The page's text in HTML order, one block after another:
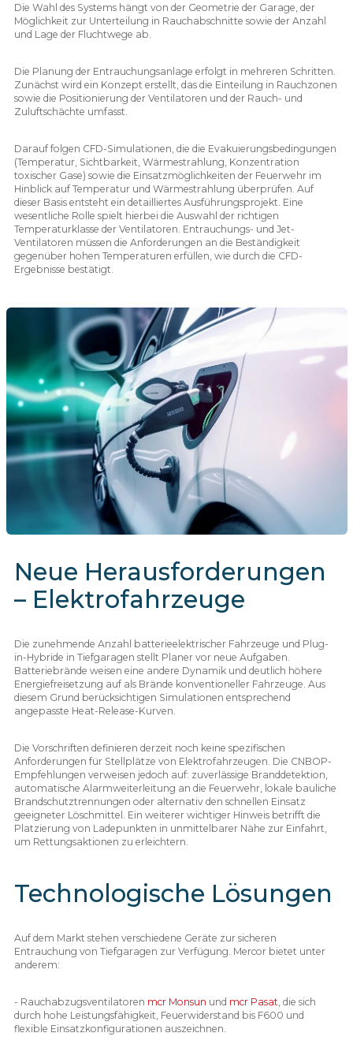
Die Wahl des Systems hängt von der Geometrie der Garage, der
Möglichkeit zur Unterteilung in Rauchabschnitte sowie der Anzahl
und Lage der Fluchtwege ab.
Die Planung der Entrauchungsanlage erfolgt in mehreren Schritten.
Zunächst wird ein Konzept erstellt, das die Einteilung in Rauchzonen
sowie die Positionierung der Ventilatoren und der Rauch- und
Zuluftschächte umfasst.
Darauf folgen CFD-Simulationen, die die Evakuierungsbedingungen
(Temperatur, Sichtbarkeit, Wärmestrahlung, Konzentration
toxischer Gase) sowie die Einsatzmöglichkeiten der Feuerwehr im
Hinblick auf Temperatur und Wärmestrahlung überprüfen. Auf
dieser Basis entsteht ein detailliertes Ausführungsprojekt. Eine
wesentliche Rolle spielt hierbei die Auswahl der richtigen
Temperaturklasse der Ventilatoren. Entrauchungs- und Jet-
Ventilatoren müssen die Anforderungen an die Beständigkeit
gegenüber hohen Temperaturen erfüllen, wie durch die CFD-
Ergebnisse bestätigt.
Neue Herausforderungen
– Elektrofahrzeuge
Die zunehmende Anzahl batterieelektrischer Fahrzeuge und Plug-
in-Hybride in Tiefgaragen stellt Planer vor neue Aufgaben.
Batteriebrände weisen eine andere Dynamik und deutlich höhere
Energiefreisetzung auf als Brände konventioneller Fahrzeuge. Aus
diesem Grund berücksichtigen Simulationen entsprechend
angepasste Heat-Release-Kurven.
Die Vorschriften definieren derzeit noch keine spezifischen
Anforderungen für Stellplätze von Elektrofahrzeugen. Die CNBOP-
Empfehlungen verweisen jedoch auf: zuverlässige Branddetektion,
automatische Alarmweiterleitung an die Feuerwehr, lokale bauliche
Brandschutztrennungen oder alternativ den schnellen Einsatz
geeigneter Löschmittel. Ein weiterer wichtiger Hinweis betrifft die
Platzierung von Ladepunkten in unmittelbarer Nähe zur Einfahrt,
um Rettungsaktionen zu erleichtern.
Technologische Lösungen
Auf dem Markt stehen verschiedene Geräte zur sicheren
Entrauchung von Tiefgaragen zur Verfügung. Mercor bietet unter
anderem:
- Rauchabzugsventilatoren mcr Monsun und mcr Pasat, die sich
durch hohe Leistungsfähigkeit, Feuerwiderstand bis F600 und
flexible Einsatzkonfigurationen auszeichnen.